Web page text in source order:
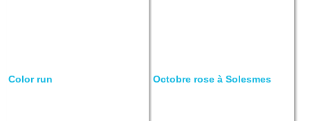
Color run Octobre rose à Solesmes